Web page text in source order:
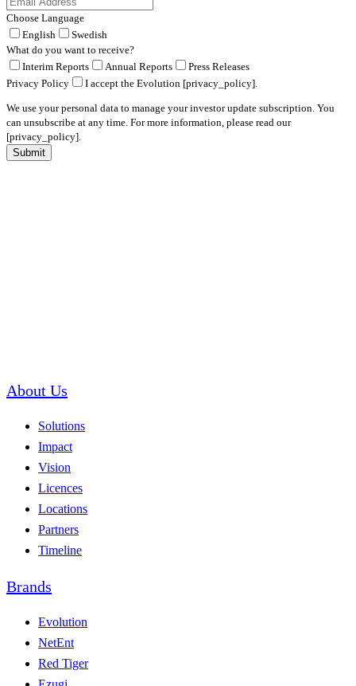
Choose Language
English
Swedish
What do you want to receive?
Interim Reports
Annual Reports
Press Releases
Privacy Policy
I accept the Evolution [privacy_policy].
We use your personal data to manage your investor update subscription. You
can unsubscribe at any time. For more information, please read our
[privacy_policy].
Submit
About Us
Solutions
Impact
Vision
Licences
Locations
Partners
Timeline
Brands
Evolution
NetEnt
Red Tiger